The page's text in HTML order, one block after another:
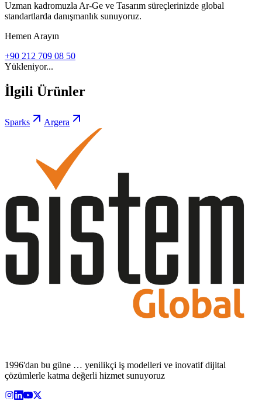
Uzman kadromuzla Ar-Ge ve Tasarım süreçlerinizde global
standartlarda danışmanlık sunuyoruz.
Hemen Arayın
+90 212 709 08 50
Yükleniyor...
İlgili Ürünler
Sparks Argera
1996'dan bu güne … yenilikçi iş modelleri ve inovatif dijital
çözümlerle katma değerli hizmet sunuyoruz